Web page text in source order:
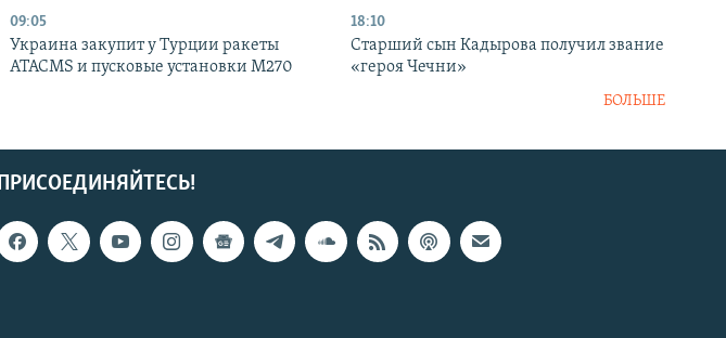
09:05
Украина закупит у Турции ракеты
ATACMS и пусковые установки M270
18:10
Старший сын Кадырова получил звание
«героя Чечни»
БОЛЬШЕ
ПРИСОЕДИНЯЙТЕСЬ!